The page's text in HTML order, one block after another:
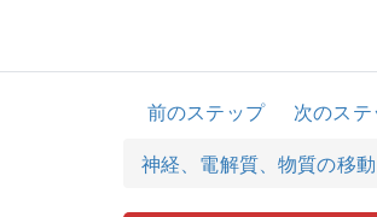
前のステップ
次のス
神経、電解質、物質の移動